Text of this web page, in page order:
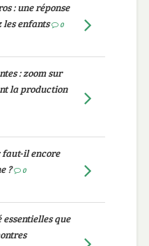
: une réponse
les enfants
0
: zoom sur
la production
faut-il encore
?
0
essentielles que